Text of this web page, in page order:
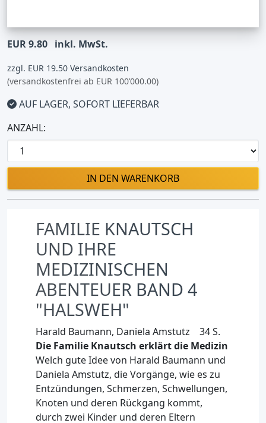
EUR 9.80 inkl. MwSt.
zzgl. EUR 19.50 Versandkosten
(versandkostenfrei ab EUR 100’000.00)
AUF LAGER, SOFORT LIEFERBAR
ANZAHL:
IN DEN WARENKORB
FAMILIE KNAUTSCH
UND IHRE
MEDIZINISCHEN
ABENTEUER BAND 4
"HALSWEH"
Harald Baumann, Daniela Amstutz 34 S.
Die Familie Knautsch erklärt die Medizin
Welch gute Idee von Harald Baumann und
Daniela Amstutz, die Vorgänge, wie es zu
Entzündungen, Schmerzen, Schwellungen,
Knoten und deren Rückgang kommt,
durch zwei Kinder und deren Eltern